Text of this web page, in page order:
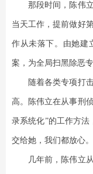
那段时间，陈伟立
当天工作，提前做好
作从未落下。由她建
案，为全局扫黑除恶
随着各类专项打击
高。陈伟立在从事刑
录系统化”的工作方
交给她，我们都放心
几年前，陈伟立从